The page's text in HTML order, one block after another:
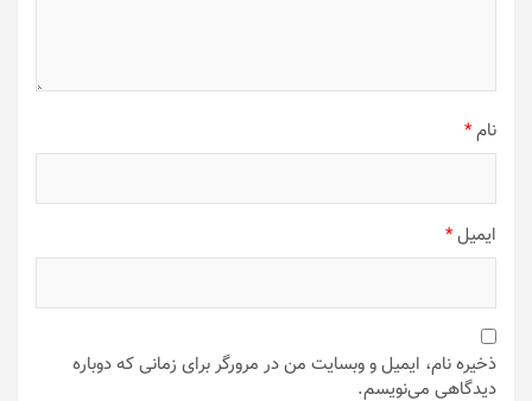
نام*
ایمیل*
ذخیره نام، ایمیل و وبسایت من در مرورگر برای زمانی که دوباره
دیدگاهی می‌نویسم.